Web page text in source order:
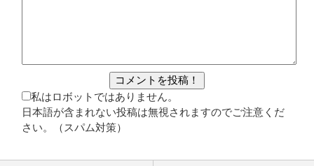
私はロボットではありません。
日本語が含まれない投稿は無視されますのでご注意くだ
さい。（スパム対策）